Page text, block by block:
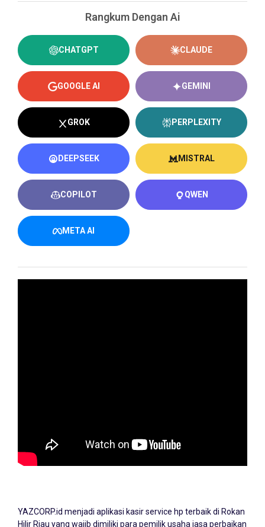
Rangkum Dengan Ai
CHATGPT CLAUDE
GOOGLE AI GEMINI
GROK PERPLEXITY
DEEPSEEK MISTRAL
COPILOT QWEN
META AI
YAZCORP.id menjadi aplikasi kasir service hp terbaik di Rokan
Hilir Riau yang wajib dimiliki para pemilik usaha jasa perbaikan